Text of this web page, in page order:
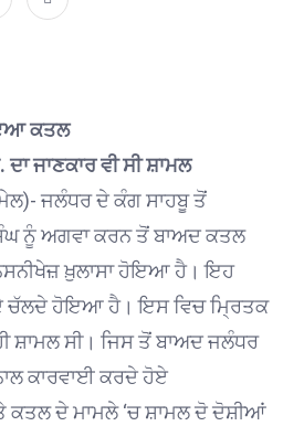
ਕਤਲ
ਜਾਣਕਾਰ ਵੀ ਸੀ ਸ਼ਾਮਲ
ਜਲੰਧਰ ਦੇ ਕੰਗ ਸਾਹਬੂ ਤੋਂ
ਨੂੰ ਅਗਵਾ ਕਰਨ ਤੋਂ ਬਾਅਦ ਕਤਲ
ਖ਼ੁਲਾਸਾ ਹੋਇਆ ਹੈ। ਇਹ
ਚੱਲਦੇ ਹੋਇਆ ਹੈ। ਇਸ ਵਿਚ ਮ੍ਰਿਤਕ
ਸ਼ਾਮਲ ਸੀ। ਜਿਸ ਤੋਂ ਬਾਅਦ ਜਲੰਧਰ
ਕਾਰਵਾਈ ਕਰਦੇ ਹੋਏ
ਦੇ ਮਾਮਲੇ ‘ਚ ਸ਼ਾਮਲ ਦੋ ਦੋਸ਼ੀਆਂ